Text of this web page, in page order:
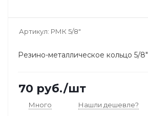
Артикул: РМК 5/8"
Резино-металлическое кольцо 5/8"
70 руб./шт
Много Нашли дешевле?